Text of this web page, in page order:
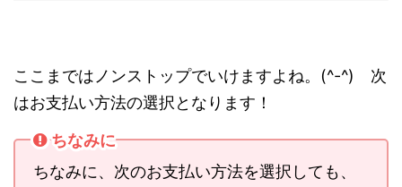
ここまではノンストップでいけますよね。(^-^) 次
はお支払い方法の選択となります！
ちなみに
ちなみに、次のお支払い方法を選択しても、